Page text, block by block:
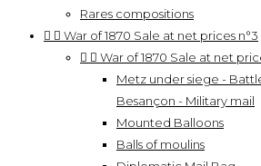
Rares compositions
  War of 1870 Sale at net prices n°3
  War of 1870 Sale at net
Metz under siege -
Besançon - Military mail
Mounted Balloons
Balls of moulins